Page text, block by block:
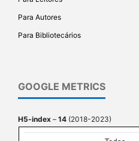
Para Autores
Para Bibliotecários
GOOGLE METRICS
H5-index – 14 (2018-2023)